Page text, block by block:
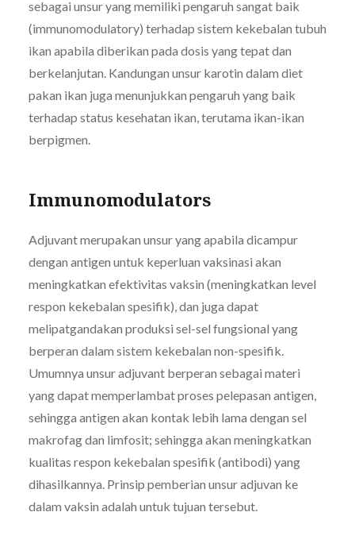
sebagai unsur yang memiliki pengaruh sangat baik
(immunomodulatory) terhadap sistem kekebalan tubuh
ikan apabila diberikan pada dosis yang tepat dan
berkelanjutan. Kandungan unsur karotin dalam diet
pakan ikan juga menunjukkan pengaruh yang baik
terhadap status kesehatan ikan, terutama ikan-ikan
berpigmen.
Immunomodulators
Adjuvant merupakan unsur yang apabila dicampur
dengan antigen untuk keperluan vaksinasi akan
meningkatkan efektivitas vaksin (meningkatkan level
respon kekebalan spesifik), dan juga dapat
melipatgandakan produksi sel-sel fungsional yang
berperan dalam sistem kekebalan non-spesifik.
Umumnya unsur adjuvant berperan sebagai materi
yang dapat memperlambat proses pelepasan antigen,
sehingga antigen akan kontak lebih lama dengan sel
makrofag dan limfosit; sehingga akan meningkatkan
kualitas respon kekebalan spesifik (antibodi) yang
dihasilkannya. Prinsip pemberian unsur adjuvan ke
dalam vaksin adalah untuk tujuan tersebut.